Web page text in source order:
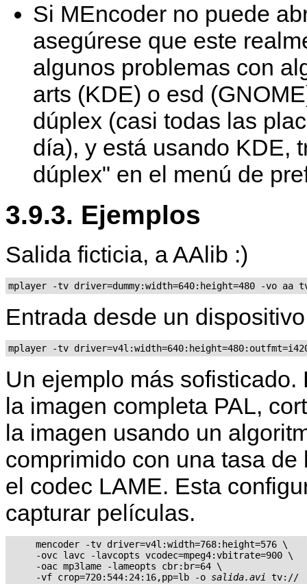
Si MEncoder no puede
asegúrese que este
algunos problemas con
arts (KDE) o esd
dúplex (casi todas las
día), y está usando KDE,
dúplex" en el menú de
3.9.3. Ejemplos
Salida ficticia, a AAlib :)
mplayer -tv driver=dummy:width=640:height=480 -vo aa
Entrada desde un
mplayer -tv
Un ejemplo más
la imagen completa PAL,
la imagen usando un
comprimido con una tasa
el codec LAME. Esta
capturar películas.
     mencoder -tv driver=v4l:width=768:height=576 \
     -ovc lavc -lavcopts vcodec=mpeg4:vbitrate=900 \
     -oac mp3lame -lameopts cbr:br=64 \
     -vf crop=720:544:24:16,pp=lb -o
salida.avi